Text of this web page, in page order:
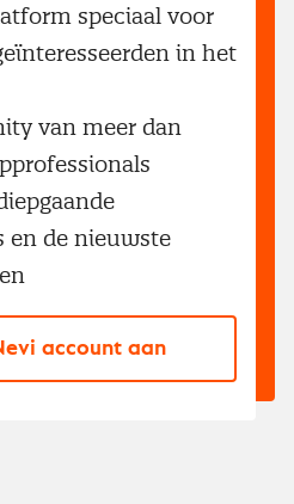
speciaal voor
in het
van meer dan
en de nieuwste
account aan